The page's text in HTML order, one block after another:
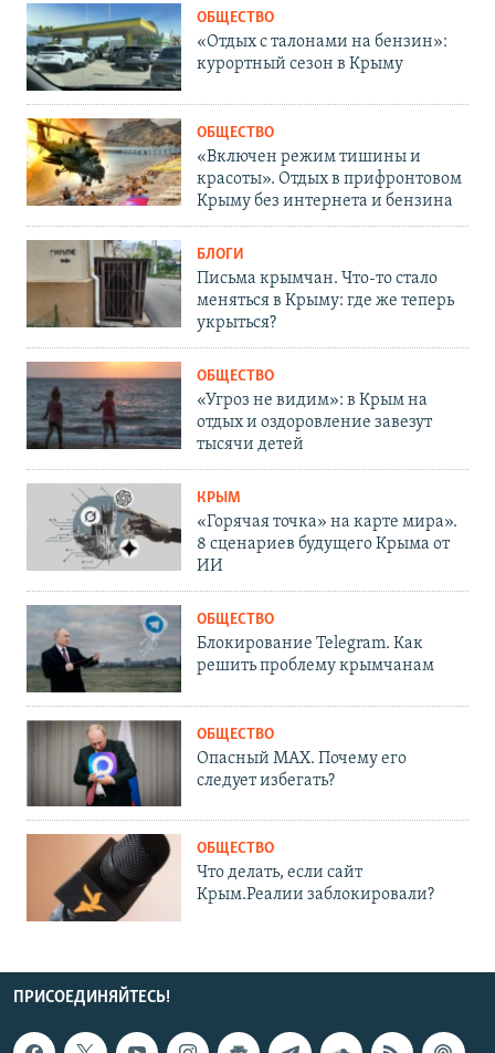
ОБЩЕСТВО
«Отдых с талонами на бензин»:
курортный сезон в Крыму
ОБЩЕСТВО
«Включен режим тишины и
красоты». Отдых в прифронтовом
Крыму без интернета и бензина
БЛОГИ
Письма крымчан. Что-то стало
меняться в Крыму: где же теперь
укрыться?
ОБЩЕСТВО
«Угроз не видим»: в Крым на
отдых и оздоровление завезут
тысячи детей
КРЫМ
«Горячая точка» на карте мира».
8 сценариев будущего Крыма от
ИИ
ОБЩЕСТВО
Блокирование Telegram. Как
решить проблему крымчанам
ОБЩЕСТВО
Опасный MAX. Почему его
следует избегать?
ОБЩЕСТВО
Что делать, если сайт
Крым.Реалии заблокировали?
ПРИСОЕДИНЯЙТЕСЬ!